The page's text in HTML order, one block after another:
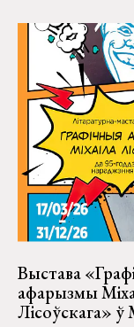
Выстава
афарызмы
Лісоўскага» ў